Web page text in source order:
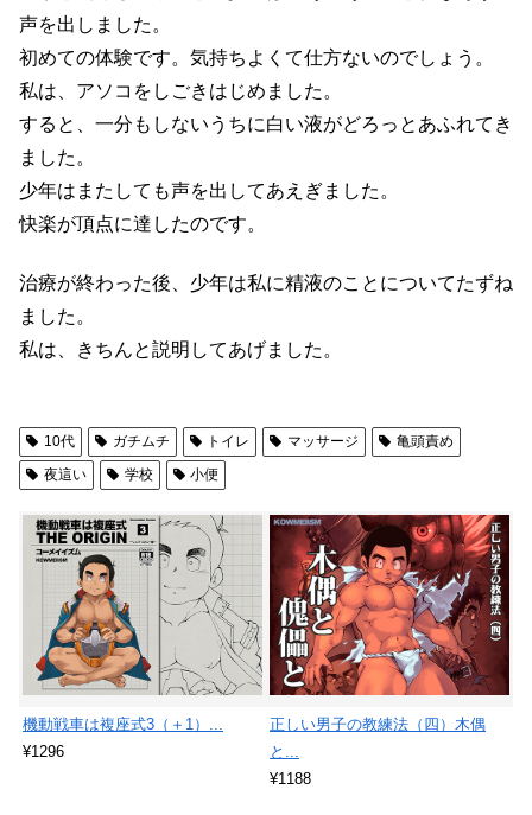
声を出しました。
初めての体験です。気持ちよくて仕方ないのでしょう。
私は、アソコをしごきはじめました。
すると、一分もしないうちに白い液がどろっとあふれてき
ました。
少年はまたしても声を出してあえぎました。
快楽が頂点に達したのです。
治療が終わった後、少年は私に精液のことについてたずね
ました。
私は、きちんと説明してあげました。
10代 ガチムチ トイレ マッサージ
亀頭責め
夜這い
学校 小便
機動戦車は複座式3（＋1）...
¥1296
正しい男子の教練法（四）木偶
と...
¥1188